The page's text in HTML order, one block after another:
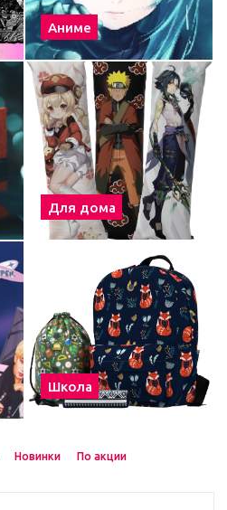
Аниме
Для дома
Школа
Новинки По акции